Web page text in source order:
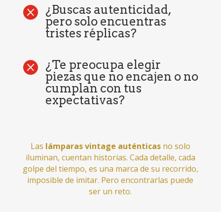
 ¿Buscas autenticidad,
pero solo encuentras
tristes réplicas?
 ¿Te preocupa elegir
piezas que no encajen o no
cumplan con tus
expectativas?
Las lámparas vintage auténticasno solo
iluminan, cuentan historias. Cada detalle, cada
golpe del tiempo, es una marca de su recorrido,
imposible de imitar. Pero encontrarlas puede
ser un reto.